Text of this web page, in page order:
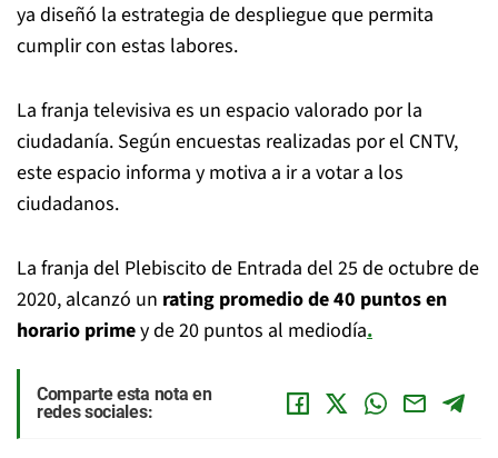
ya diseñó la estrategia de despliegue que permita
cumplir con estas labores.
La franja televisiva es un espacio valorado por la
ciudadanía. Según encuestas realizadas por el CNTV,
este espacio informa y motiva a ir a votar a los
ciudadanos.
La franja del Plebiscito de Entrada del 25 de octubre de
2020, alcanzó un rating promedio de 40 puntos en
horario primey de 20 puntos al mediodía.
Comparte esta nota en
redes sociales: